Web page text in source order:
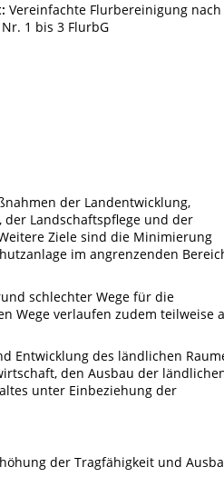
Vereinfachte Flurbereinigung nach
1 bis 3 FlurbG
der Landentwicklung,
Landschaftspflege und der
Ziele sind die Minimierung
im angrenzenden
schlechter Wege für die
Wege verlaufen zudem teilweise
Entwicklung des ländlichen
den Ausbau der
unter Einbeziehung der
der Tragfähigkeit und